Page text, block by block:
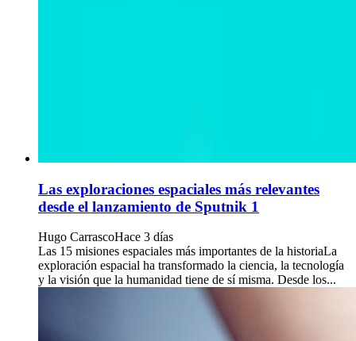
Las exploraciones espaciales más relevantes
desde el lanzamiento de Sputnik 1
Hugo CarrascoHace 3 días
Las 15 misiones espaciales más importantes de la historiaLa
exploración espacial ha transformado la ciencia, la tecnología
y la visión que la humanidad tiene de sí misma. Desde los...